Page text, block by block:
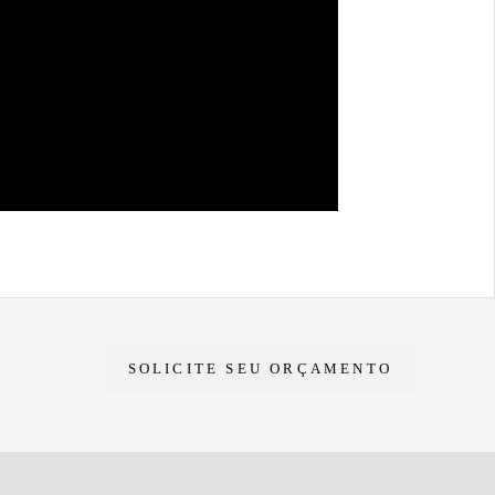
SOLICITE SEU ORÇAMENTO